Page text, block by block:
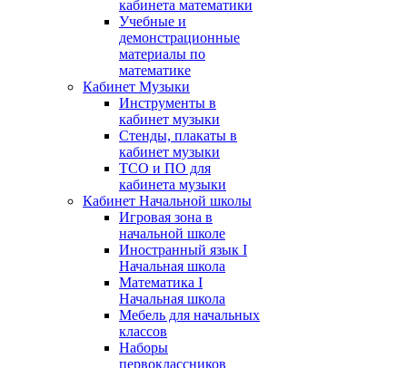
кабинета математики
Учебные и
демонстрационные
материалы по
математике
Кабинет Музыки
Инструменты в
кабинет музыки
Стенды, плакаты в
кабинет музыки
ТСО и ПО для
кабинета музыки
Кабинет Начальной школы
Игровая зона в
начальной школе
Иностранный язык I
Начальная школа
Математика I
Начальная школа
Мебель для начальных
классов
Наборы
первоклассников